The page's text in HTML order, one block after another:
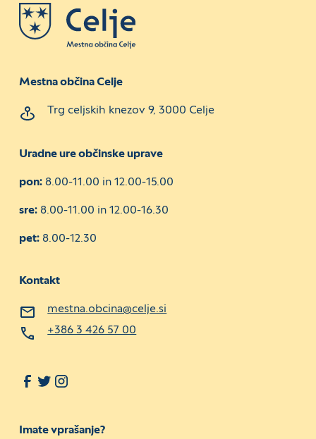
Mestna občina Celje
Trg celjskih knezov 9, 3000 Celje
Uradne ure občinske uprave
pon: 8.00-11.00 in 12.00-15.00
sre: 8.00-11.00 in 12.00-16.30
pet: 8.00-12.30
Kontakt
mestna.obcina@celje.si
+386 3 426 57 00
Imate vprašanje?